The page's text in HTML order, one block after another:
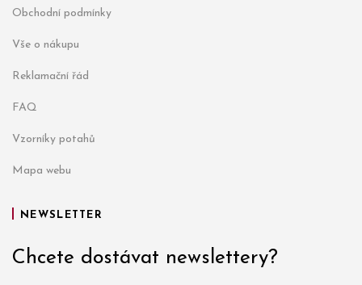
Obchodní podmínky
Vše o nákupu
Reklamační řád
FAQ
Vzorníky potahů
Mapa webu
NEWSLETTER
Chcete dostávat newslettery?